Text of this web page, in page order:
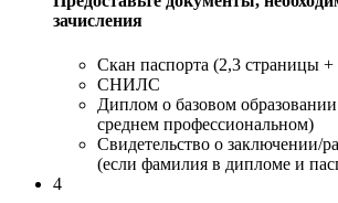
зачисления
Скан паспорта (2,3 страницы +
СНИЛС
Диплом о базовом
среднем профессиональном)
Свидетельство о заключении/
(если фамилия в дипломе и
4